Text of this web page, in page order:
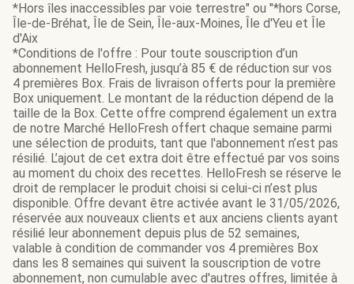
*Hors îles inaccessibles par voie terrestre" ou "*hors Corse,
Île-de-Bréhat, Île de Sein, Île-aux-Moines, Île d'Yeu et Île
d'Aix
*Conditions de l'offre : Pour toute souscription d’un
abonnement HelloFresh, jusqu’à 85 € de réduction sur vos
4 premières Box. Frais de livraison offerts pour la première
Box uniquement. Le montant de la réduction dépend de la
taille de la Box. Cette offre comprend également un extra
de notre Marché HelloFresh offert chaque semaine parmi
une sélection de produits, tant que l'abonnement n’est pas
résilié. L’ajout de cet extra doit être effectué par vos soins
au moment du choix des recettes. HelloFresh se réserve le
droit de remplacer le produit choisi si celui-ci n’est plus
disponible. Offre devant être activée avant le 31/05/2026,
réservée aux nouveaux clients et aux anciens clients ayant
résilié leur abonnement depuis plus de 52 semaines,
valable à condition de commander vos 4 premières Box
dans les 8 semaines qui suivent la souscription de votre
abonnement, non cumulable avec d'autres offres, limitée à